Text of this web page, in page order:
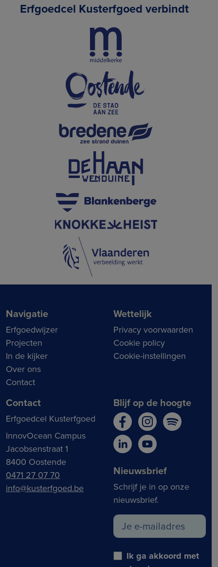
Erfgoedcel Kusterfgoed verbindt
Navigatie
Erfgoedwijzer
Projecten
In de kijker
Over ons
Contact
Wettelijk
Privacy voorwaarden
Cookie policy
Cookie-instellingen
Contact
Erfgoedcel Kusterfgoed
InnovOcean Campus
Jacobsenstraat 1
8400 Oostende
0471 27 07 70
info@kusterfgoed.be
Blijf op de hoogte
Nieuwsbrief
Schrijf je in op onze
nieuwsbrief.
Ik ga akkoord met